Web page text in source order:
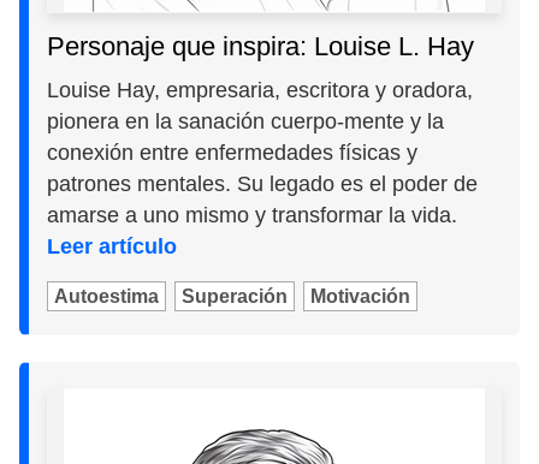
Personaje que inspira: Louise L. Hay
Louise Hay, empresaria, escritora y oradora,
pionera en la sanación cuerpo-mente y la
conexión entre enfermedades físicas y
patrones mentales. Su legado es el poder de
amarse a uno mismo y transformar la vida.
Leer artículo
Autoestima Superación Motivación